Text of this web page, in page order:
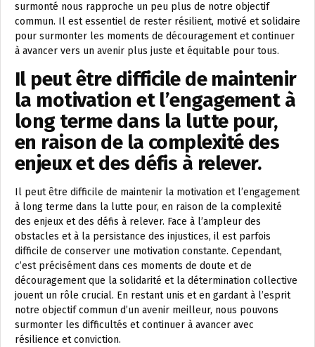
surmonté nous rapproche un peu plus de notre objectif
commun. Il est essentiel de rester résilient, motivé et solidaire
pour surmonter les moments de découragement et continuer
à avancer vers un avenir plus juste et équitable pour tous.
Il peut être difficile de maintenir
la motivation et l’engagement à
long terme dans la lutte pour,
en raison de la complexité des
enjeux et des défis à relever.
Il peut être difficile de maintenir la motivation et l’engagement
à long terme dans la lutte pour, en raison de la complexité
des enjeux et des défis à relever. Face à l’ampleur des
obstacles et à la persistance des injustices, il est parfois
difficile de conserver une motivation constante. Cependant,
c’est précisément dans ces moments de doute et de
découragement que la solidarité et la détermination collective
jouent un rôle crucial. En restant unis et en gardant à l’esprit
notre objectif commun d’un avenir meilleur, nous pouvons
surmonter les difficultés et continuer à avancer avec
résilience et conviction.